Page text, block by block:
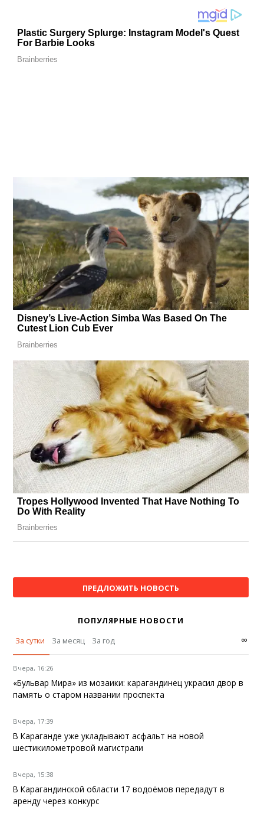
ПРЕДЛОЖИТЬ НОВОСТЬ
ПОПУЛЯРНЫЕ НОВОСТИ
За сутки
За месяц За год ∞
Вчера, 16:26
«Бульвар Мира» из мозаики: карагандинец украсил двор в
память о старом названии проспекта
Вчера, 17:39
В Караганде уже укладывают асфальт на новой
шестикилометровой магистрали
Вчера, 15:38
В Карагандинской области 17 водоёмов передадут в
аренду через конкурс